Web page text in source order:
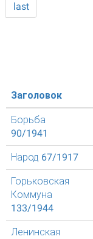
last
Заголовок
Борьба
90/1941
Народ 67/1917
Горьковская
Коммуна
133/1944
Ленинская